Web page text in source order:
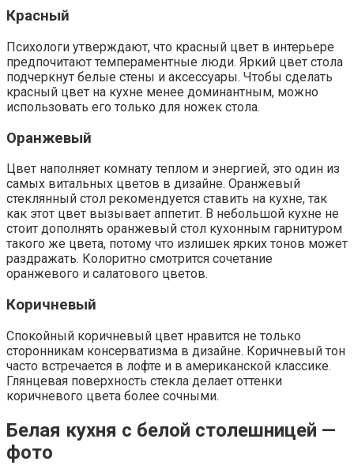
Красный
Психологи утверждают, что красный цвет в интерьере
предпочитают темпераментные люди. Яркий цвет стола
подчеркнут белые стены и аксессуары. Чтобы сделать
красный цвет на кухне менее доминантным, можно
использовать его только для ножек стола.
Оранжевый
Цвет наполняет комнату теплом и энергией, это один из
самых витальных цветов в дизайне. Оранжевый
стеклянный стол рекомендуется ставить на кухне, так
как этот цвет вызывает аппетит. В небольшой кухне не
стоит дополнять оранжевый стол кухонным гарнитуром
такого же цвета, потому что излишек ярких тонов может
раздражать. Колоритно смотрится сочетание
оранжевого и салатового цветов.
Коричневый
Спокойный коричневый цвет нравится не только
сторонникам консерватизма в дизайне. Коричневый тон
часто встречается в лофте и в американской классике.
Глянцевая поверхность стекла делает оттенки
коричневого цвета более сочными.
Белая кухня с белой столешницей —
фото